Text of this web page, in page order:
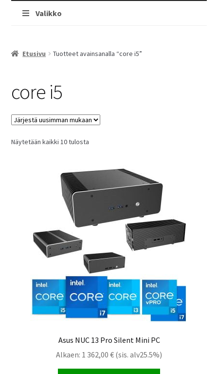
Valikko
Etusivu Tuotteet avainsanalla “core i5”
core i5
Näytetään kaikki 10 tulostaSorted
Asus NUC 13 Pro Silent Mini PC
Alkaen: 1 362,00 € (sis. alv25.5%)